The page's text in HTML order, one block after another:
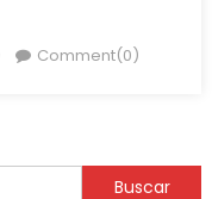
Comment(0)